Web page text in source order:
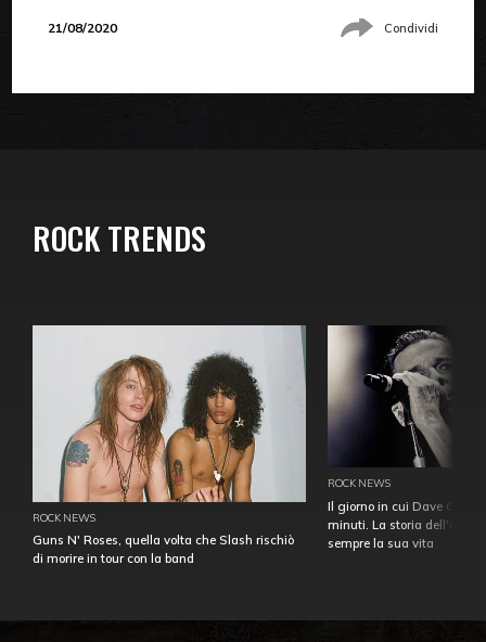
21/08/2020 Condividi
ROCK TRENDS
ROCK NEWS
Guns N' Roses, quella volta che Slash rischiò
di morire in tour con la band
ROCK NEWS
Il giorno in cui Dave
minuti. La storia
sempre la sua vita